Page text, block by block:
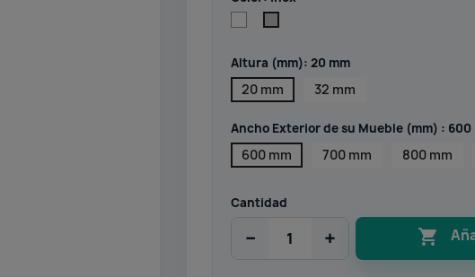
Altura (mm): 20 mm
20 mm 32 mm
Ancho Exterior de su Mueble (mm) : 600
600 mm 700 mm 800 mm
Cantidad
− + 